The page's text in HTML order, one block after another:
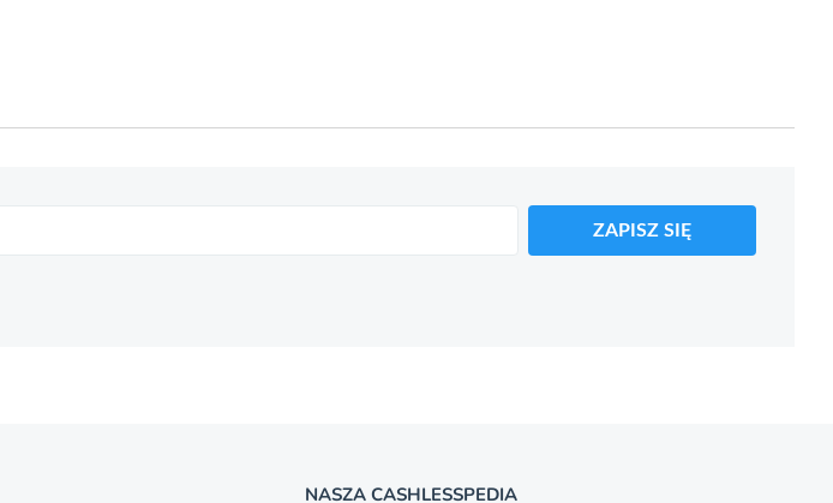
ZAPISZ SIĘ
NASZA CASHLESSPEDIA